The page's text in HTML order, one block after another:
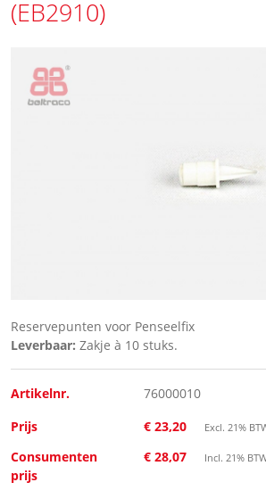
(EB2910)
Reservepunten voor Penseelfix
Leverbaar: Zakje à 10 stuks.
Artikelnr.
76000010
Prijs
€ 23,20 Excl. 21%
Consumenten
prijs
€ 28,07 Incl. 21%